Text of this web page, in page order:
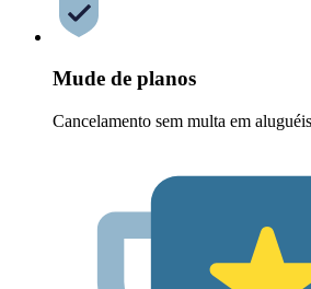
Mude de planos
Cancelamento sem multa em